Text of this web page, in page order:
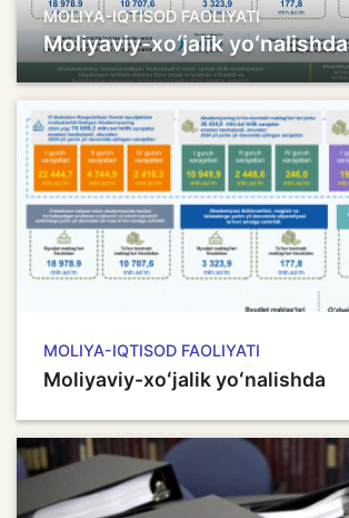
MOLIYA-IQTISOD FAOLIYATI
Moliyaviy-xoʻjalik yoʻnalishda
MOLIYA-IQTISOD FAOLIYATI
Moliyaviy-xoʻjalik yoʻnalishda